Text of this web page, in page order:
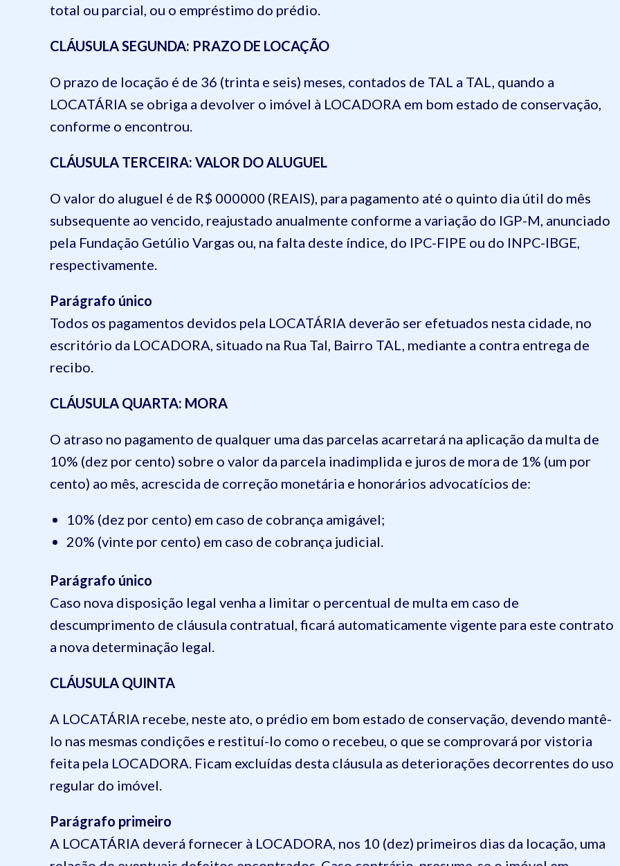
total ou parcial, ou o empréstimo do prédio.
CLÁUSULA SEGUNDA: PRAZO DE LOCAÇÃO
O prazo de locação é de 36 (trinta e seis) meses, contados de TAL a TAL, quando a
LOCATÁRIA se obriga a devolver o imóvel à LOCADORA em bom estado de conservação,
conforme o encontrou.
CLÁUSULA TERCEIRA: VALOR DO ALUGUEL
O valor do aluguel é de R$ 000000 (REAIS), para pagamento até o quinto dia útil do mês
subsequente ao vencido, reajustado anualmente conforme a variação do IGP-M, anunciado
pela Fundação Getúlio Vargas ou, na falta deste índice, do IPC-FIPE ou do INPC-IBGE,
respectivamente.
Parágrafo único
Todos os pagamentos devidos pela LOCATÁRIA deverão ser efetuados nesta cidade, no
escritório da LOCADORA, situado na Rua Tal, Bairro TAL, mediante a contra entrega de
recibo.
CLÁUSULA QUARTA: MORA
O atraso no pagamento de qualquer uma das parcelas acarretará na aplicação da multa de
10% (dez por cento) sobre o valor da parcela inadimplida e juros de mora de 1% (um por
cento) ao mês, acrescida de correção monetária e honorários advocatícios de:
10% (dez por cento) em caso de cobrança amigável;
20% (vinte por cento) em caso de cobrança judicial.
Parágrafo único
Caso nova disposição legal venha a limitar o percentual de multa em caso de
descumprimento de cláusula contratual, ficará automaticamente vigente para este contrato
a nova determinação legal.
CLÁUSULA QUINTA
A LOCATÁRIA recebe, neste ato, o prédio em bom estado de conservação, devendo mantê-
lo nas mesmas condições e restituí-lo como o recebeu, o que se comprovará por vistoria
feita pela LOCADORA. Ficam excluídas desta cláusula as deteriorações decorrentes do uso
regular do imóvel.
Parágrafo primeiro
A LOCATÁRIA deverá fornecer à LOCADORA, nos 10 (dez) primeiros dias da locação, uma